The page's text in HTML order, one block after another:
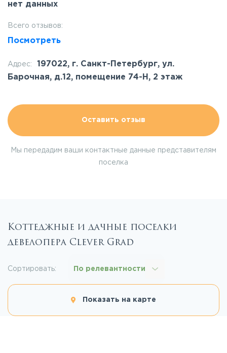
нет данных
Всего отзывов:
Посмотреть
Адрес:
197022, г. Санкт-Петербург, ул.
Барочная, д.12, помещение 74-Н, 2 этаж
Оставить отзыв
Мы передадим ваши контактные данные представителям
поселка
Коттеджные и дачные поселки
девелопера Clever Grad
Показать на карте
Сортировать: По релевантности